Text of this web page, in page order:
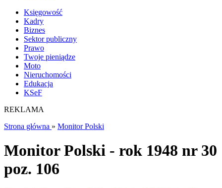
Księgowość
Kadry
Biznes
Sektor publiczny
Prawo
Twoje pieniądze
Moto
Nieruchomości
Edukacja
KSeF
REKLAMA
Strona główna » Monitor Polski
Monitor Polski - rok 1948 nr 30
poz. 106